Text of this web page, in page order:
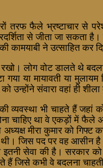
तरफ फैले भ्रष्टाचार से
से जीता जा
ने उत्साहित कर
रखो। लोग वोट डालते
या मायावती या
उन्होंने संवारा वहां ही
की व्यवस्था भी चाहते हैं
चाहिए था वे एकड़ों में
मीरा कुमार को
थी। जिस पद पर वह
सेवा की है। सरकार
हैं जिसे कभी वे बदलना